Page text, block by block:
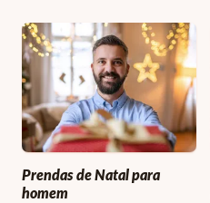
Prendas de Natal para
homem